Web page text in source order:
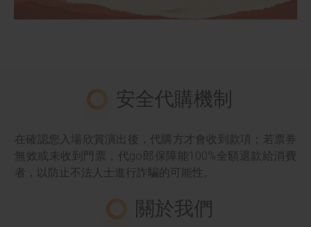
安全代購機制
在確認您入場欣賞演出後，代購方才會收到款項；若票券
無效或未收到門票，代go郎保障能100%全額退款給消費
者，以防止不法人士進行詐騙的可能性。
關於我們